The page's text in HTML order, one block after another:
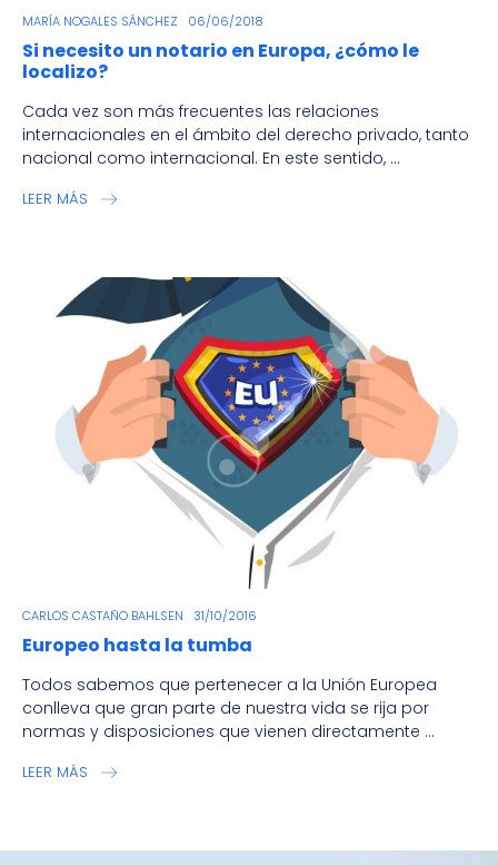
MARÍA NOGALES SÁNCHEZ 06/06/2018
Si necesito un notario en Europa, ¿cómo le
localizo?
Cada vez son más frecuentes las relaciones
internacionales en el ámbito del derecho privado, tanto
nacional como internacional. En este sentido, ...
LEER MÁS
CARLOS CASTAÑO BAHLSEN 31/10/2016
Europeo hasta la tumba
Todos sabemos que pertenecer a la Unión Europea
conlleva que gran parte de nuestra vida se rija por
normas y disposiciones que vienen directamente ...
LEER MÁS